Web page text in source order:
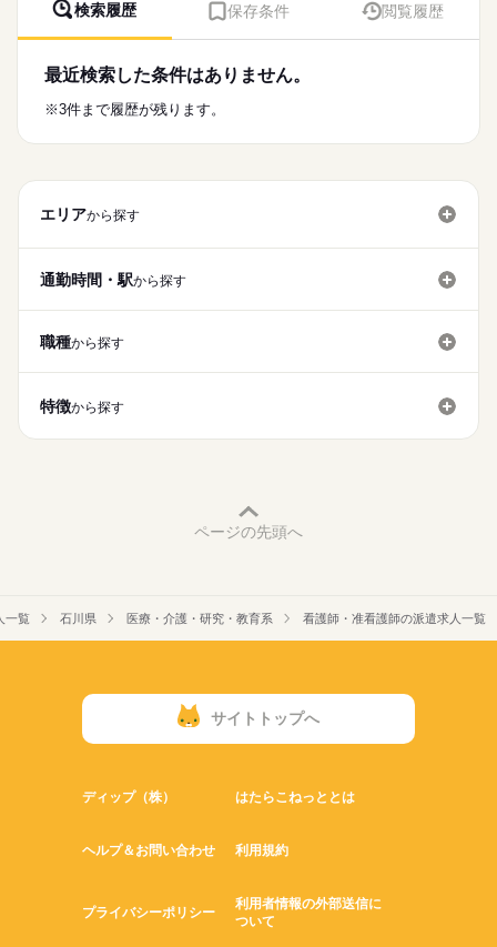
検索履歴 保存条件 閲覧履歴
最近検索した条件はありません。
※3件まで履歴が残ります。
エリアから探す
通勤時間・駅から探す
職種から探す
特徴から探す
ページの先頭へ
一覧 石川県 医療・介護・研究・教育系 看護師・准看護師の派遣求人一覧
サイトトップへ
ディップ（株） はたらこねっととは
ヘルプ＆お問い合わせ 利用規約
プライバシーポリシー
利用者情報の外部送信に
ついて